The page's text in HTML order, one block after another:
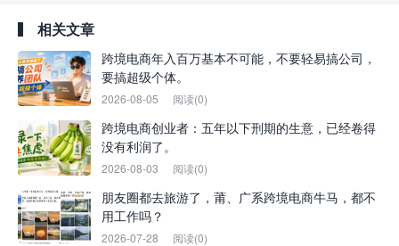
相关文章
跨境电商年入百万基本不可能，不要轻易搞公司，
要搞超级个体。
2026-08-05 阅读(0)
跨境电商创业者：五年以下刑期的生意，已经卷得
没有利润了。
2026-08-03 阅读(0)
朋友圈都去旅游了，莆、广系跨境电商牛马，都不
用工作吗？
2026-07-28 阅读(0)